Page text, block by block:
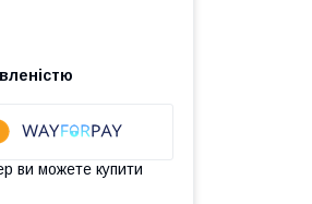
ви можете купити